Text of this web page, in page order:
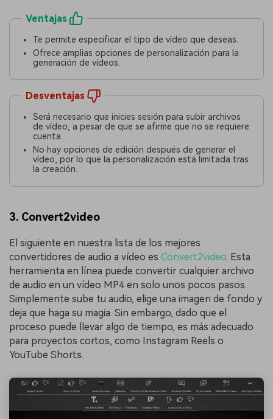
Ventajas
Te permite especificar el tipo de vídeo que deseas.
Ofrece amplias opciones de personalización para la
generación de vídeos.
Desventajas
Será necesario que inicies sesión para subir archivos
de vídeo, a pesar de que se afirme que no se requiere
cuenta.
No hay opciones de edición después de generar el
vídeo, por lo que la personalización está limitada tras
la creación.
3. Convert2video
El siguiente en nuestra lista de los mejores
convertidores de audio a vídeo es Convert2video. Esta
herramienta en línea puede convertir cualquier archivo
de audio en un vídeo MP4 en solo unos pocos pasos.
Simplemente sube tu audio, elige una imagen de fondo y
deja que haga su magia. Sin embargo, dado que el
proceso puede llevar algo de tiempo, es más adecuado
para proyectos cortos, como Instagram Reels o
YouTube Shorts.